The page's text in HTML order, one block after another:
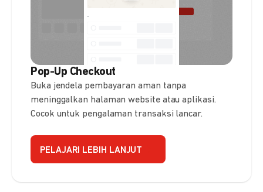
Pop-Up Checkout
Buka jendela pembayaran aman tanpa
meninggalkan halaman website atau aplikasi.
Cocok untuk pengalaman transaksi lancar.
PELAJARI LEBIH LANJUT